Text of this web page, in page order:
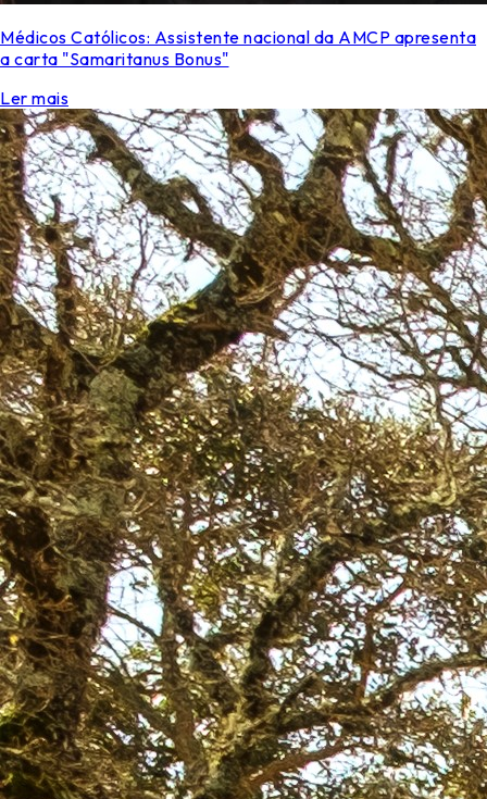
Médicos Católicos: Assistente nacional da AMCP apresenta
a carta "Samaritanus Bonus"
Ler mais